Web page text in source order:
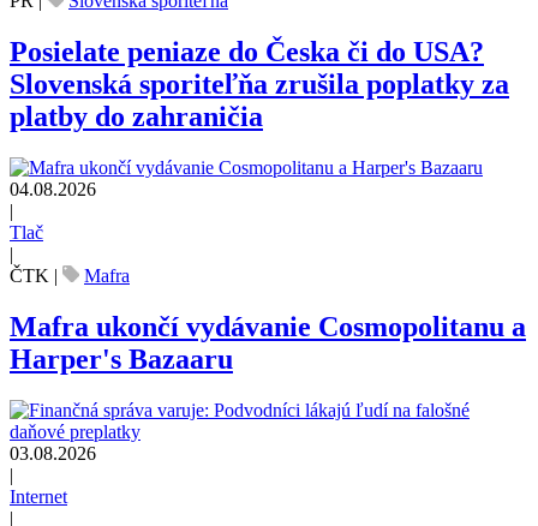
Posielate peniaze do Česka či do USA?
Slovenská sporiteľňa zrušila poplatky za
platby do zahraničia
04.08.2026
|
Tlač
|
ČTK | Mafra
Mafra ukončí vydávanie Cosmopolitanu a
Harper's Bazaaru
03.08.2026
|
Internet
|